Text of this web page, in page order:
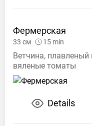
Фермерская
33 см 15 min
Ветчина, плавленый
вяленые томаты
Details